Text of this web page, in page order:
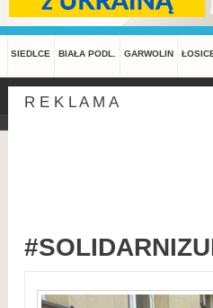
SIEDLCE BIAŁA PODL. GARWOLIN
R E K L A M A